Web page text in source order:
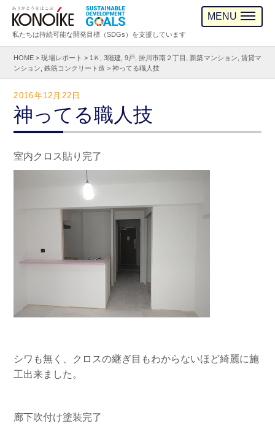
私たちは持続可能な開発目標（SDGs）を支援しています
MENU
HOME >現場レポート > 1Ｋ , 3階建,9戸,掛川市南２丁目 ,新築マンション, 賃貸マ
ンション,鉄筋コンクリート造 >神ってる職人技
2016年12月22日
神ってる職人技
室内クロス貼り完了
シワも無く、クロスの継ぎ目もわからないほど綺麗に施
工出来ました。
廊下吹付け塗装完了